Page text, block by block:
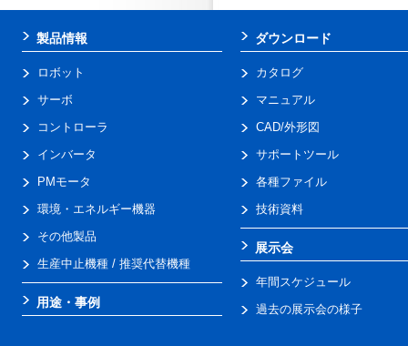
製品情報
ロボット
サーボ
コントローラ
インバータ
PMモータ
環境・エネルギー機器
その他製品
生産中止機種 / 推奨代替機種
用途・事例
ダウンロード
カタログ
マニュアル
CAD/外形図
サポートツール
各種ファイル
技術資料
展示会
年間スケジュール
過去の展示会の様子